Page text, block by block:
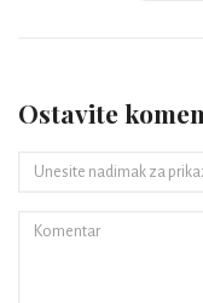
Ostavite